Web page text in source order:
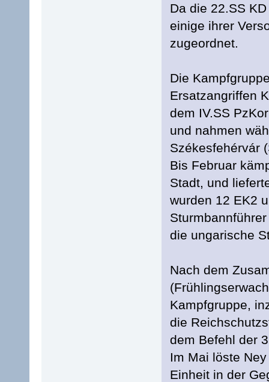
Da die 22.SS
einige ihrer
zugeordnet.
Die
Ersatzangriffen
dem IV.SS
und nahmen
Székesfehérvár
Bis Februar
Stadt, und
wurden 12 EK2
die ungarische
Nach dem
Kampfgruppe,
die
dem Befehl der
Im Mai löste
Einheit in der